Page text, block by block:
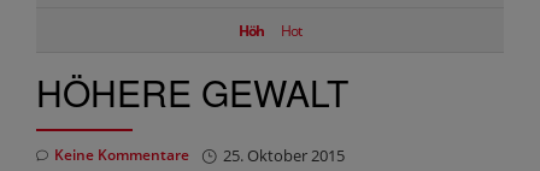
Höh Hot
HÖHERE GEWALT
25. Oktober 2015
Keine Kommentare